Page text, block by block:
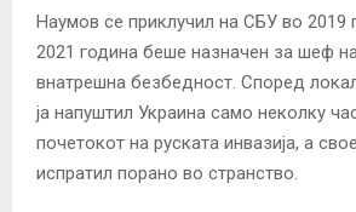
Наумов се приклучил на СБУ во 2019
2021 година беше назначен за шеф
внатрешна безбедност. Според
ја напуштил Украина само неколку
почетокот на руската инвазија, а
испратил порано во странство.